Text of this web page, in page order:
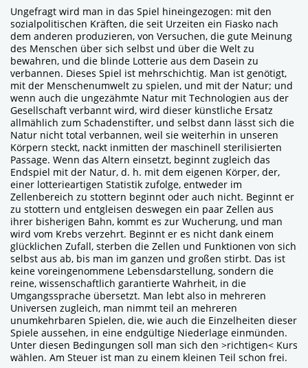
Ungefragt wird man in das Spiel hineingezogen: mit den
sozialpolitischen Kräften, die seit Urzeiten ein Fiasko nach
dem anderen produzieren, von Versuchen, die gute Meinung
des Menschen über sich selbst und über die Welt zu
bewahren, und die blinde Lotterie aus dem Dasein zu
verbannen. Dieses Spiel ist mehrschichtig. Man ist genötigt,
mit der Menschenumwelt zu spielen, und mit der Natur; und
wenn auch die ungezähmte Natur mit Technologien aus der
Gesellschaft verbannt wird, wird dieser künstliche Ersatz
allmählich zum Schadenstifter, und selbst dann lässt sich die
Natur nicht total verbannen, weil sie weiterhin in unseren
Körpern steckt, nackt inmitten der maschinell sterilisierten
Passage. Wenn das Altern einsetzt, beginnt zugleich das
Endspiel mit der Natur, d. h. mit dem eigenen Körper, der,
einer lotterieartigen Statistik zufolge, entweder im
Zellenbereich zu stottern beginnt oder auch nicht. Beginnt er
zu stottern und entgleisen deswegen ein paar Zellen aus
ihrer bisherigen Bahn, kommt es zur Wucherung, und man
wird vom Krebs verzehrt. Beginnt er es nicht dank einem
glücklichen Zufall, sterben die Zellen und Funktionen von sich
selbst aus ab, bis man im ganzen und großen stirbt. Das ist
keine voreingenommene Lebensdarstellung, sondern die
reine, wissenschaftlich garantierte Wahrheit, in die
Umgangssprache übersetzt. Man lebt also in mehreren
Universen zugleich, man nimmt teil an mehreren
unumkehrbaren Spielen, die, wie auch die Einzelheiten dieser
Spiele aussehen, in eine endgültige Niederlage einmünden.
Unter diesen Bedingungen soll man sich den >richtigen< Kurs
wählen. Am Steuer ist man zu einem kleinen Teil schon frei.